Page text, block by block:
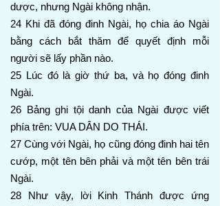
dược, nhưng Ngài không nhận.
24 Khi đã đóng đinh Ngài, họ chia áo Ngài
bằng cách bắt thăm để quyết định mỗi
người sẽ lấy phần nào.
25 Lúc đó là giờ thứ ba, và họ đóng đinh
Ngài.
26 Bảng ghi tội danh của Ngài được viết
phía trên: VUA DÂN DO THÁI.
27 Cùng với Ngài, họ cũng đóng đinh hai tên
cướp, một tên bên phải và một tên bên trái
Ngài.
28 Như vậy, lời Kinh Thánh được ứng